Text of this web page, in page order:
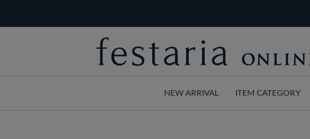
NEW ARRIVAL ITEM CATEGORY